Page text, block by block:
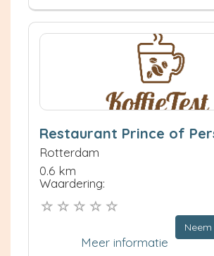
Restaurant Prince of
Rotterdam
0.6 km
Waardering:
Meer informatie